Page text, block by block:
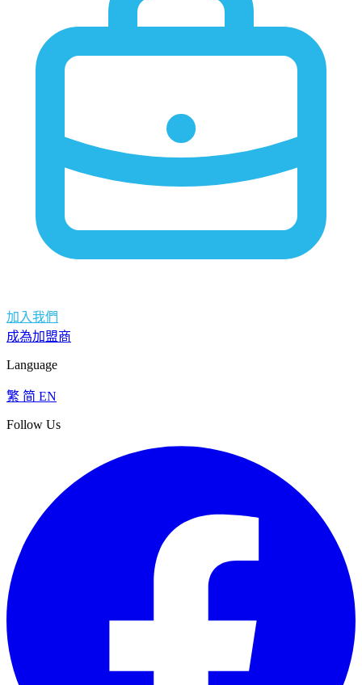
加入我們
成為加盟商
Language
繁 简 EN
Follow Us